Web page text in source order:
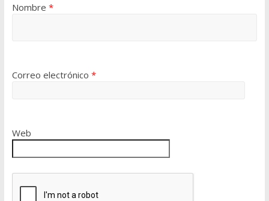
Nombre *
Correo electrónico *
Web